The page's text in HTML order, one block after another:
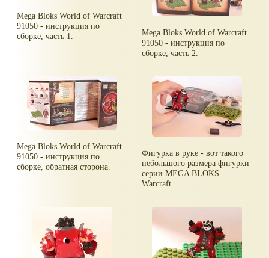
Mega Bloks World of Warcraft
91050 - инструкция по
сборке, часть 1.
Mega Bloks World of Warcraft
91050 - инструкция по
сборке, часть 2.
Mega Bloks World of Warcraft
91050 - инструкция по
сборке, обратная сторона.
Фигурка в руке - вот такого
небольшого размера фигурки
серии MEGA BLOKS
Warcraft.